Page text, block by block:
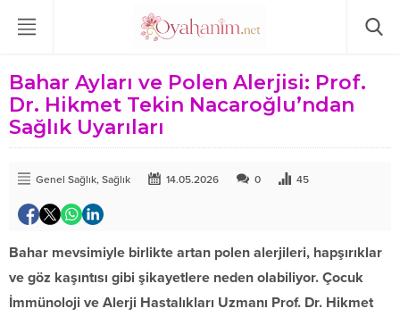
Bahar Ayları ve Polen Alerjisi: Prof.
Dr. Hikmet Tekin Nacaroğlu’ndan
Sağlık Uyarıları
Genel Sağlık, Sağlık 14.05.2026 0 45
Bahar mevsimiyle birlikte artan polen alerjileri, hapşırıklar
ve göz kaşıntısı gibi şikayetlere neden olabiliyor. Çocuk
İmmünoloji ve Alerji Hastalıkları Uzmanı Prof. Dr. Hikmet